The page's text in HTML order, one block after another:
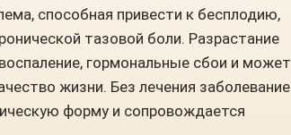
способная привести к бесплодию,
тазовой боли. Разрастание
гормональные сбои и может
жизни. Без лечения заболевание
форму и сопровождается